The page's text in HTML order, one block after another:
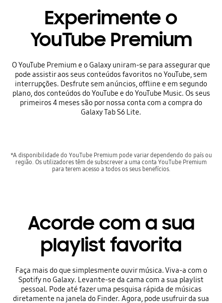
Experimente o
YouTube Premium
O YouTube Premium e o Galaxy uniram-se para assegurar que
pode assistir aos seus conteúdos favoritos no YouTube, sem
interrupções. Desfrute sem anúncios, offline e em segundo
plano, dos conteúdos do YouTube e do YouTube Music. Os seus
primeiros 4 meses são por nossa conta com a compra do
Galaxy Tab S6 Lite.
*A disponibilidade do YouTube Premium pode variar dependendo do país ou
região. Os utilizadores têm de subscrever a uma conta YouTube Premium
para terem acesso a todos os seus benefícios.
Acorde com a sua
playlist favorita
Faça mais do que simplesmente ouvir música. Viva-a com o
Spotify no Galaxy. Levante-se da cama com a sua playlist
pessoal. Pode até fazer uma pesquisa rápida de músicas
diretamente na janela do Finder. Agora, pode usufruir da sua